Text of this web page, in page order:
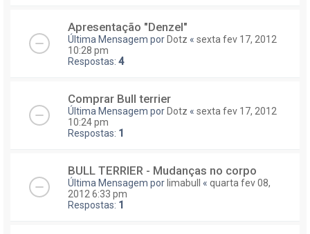
Apresentação "Denzel"
Última Mensagem por Dotz « sexta fev 17, 2012
10:28 pm
Respostas: 4
Comprar Bull terrier
Última Mensagem por Dotz « sexta fev 17, 2012
10:24 pm
Respostas: 1
BULL TERRIER - Mudanças no corpo
Última Mensagem por limabull « quarta fev 08,
2012 6:33 pm
Respostas: 1